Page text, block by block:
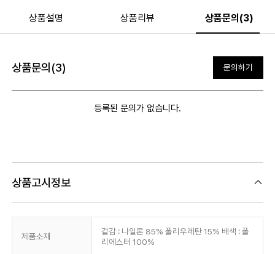
상품설명 상품리뷰 상품문의(3)
상품문의(3) 문의하기
등록된 문의가 없습니다.
상품고시정보
제품소재
겉감 : 나일론 85% 폴리우레탄 15% 배색 : 폴
리에스터 100%